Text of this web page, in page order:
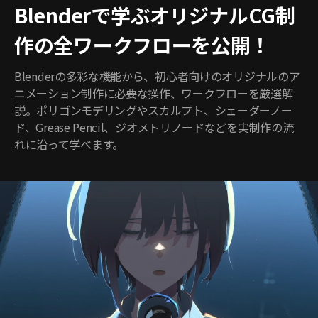
Blenderで学ぶオリジナルCG制
作の全ワークフローを公開！
Blenderの多彩な機能から、初心者向けのオリジナルのア
ニメーション制作に必要な操作、ワークフローを厳選解
説。ポリゴンモデリングやスカルプト、シェーダーノー
ド、Grease Pencil、ジオメトリノードなどを実制作の流
れに沿って学べます。